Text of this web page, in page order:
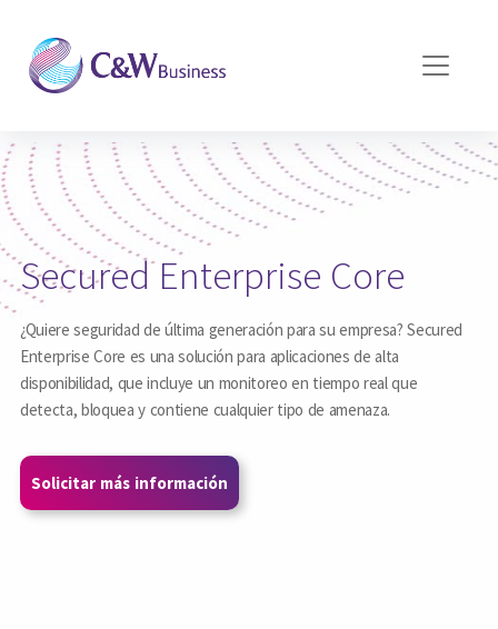
Secured Enterprise Core
¿Quiere seguridad de última generación para su empresa? Secured
Enterprise Core es una solución para aplicaciones de alta
disponibilidad, que incluye un monitoreo en tiempo real que
detecta, bloquea y contiene cualquier tipo de amenaza.
Solicitar más información